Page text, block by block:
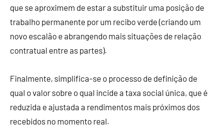
que se aproximem de estar a substituir uma posição de
trabalho permanente por um recibo verde (criando um
novo escalão e abrangendo mais situações de relação
contratual entre as partes).
Finalmente, simplifica-se o processo de definição de
qual o valor sobre o qual incide a taxa social única, que é
reduzida e ajustada a rendimentos mais próximos dos
recebidos no momento real.